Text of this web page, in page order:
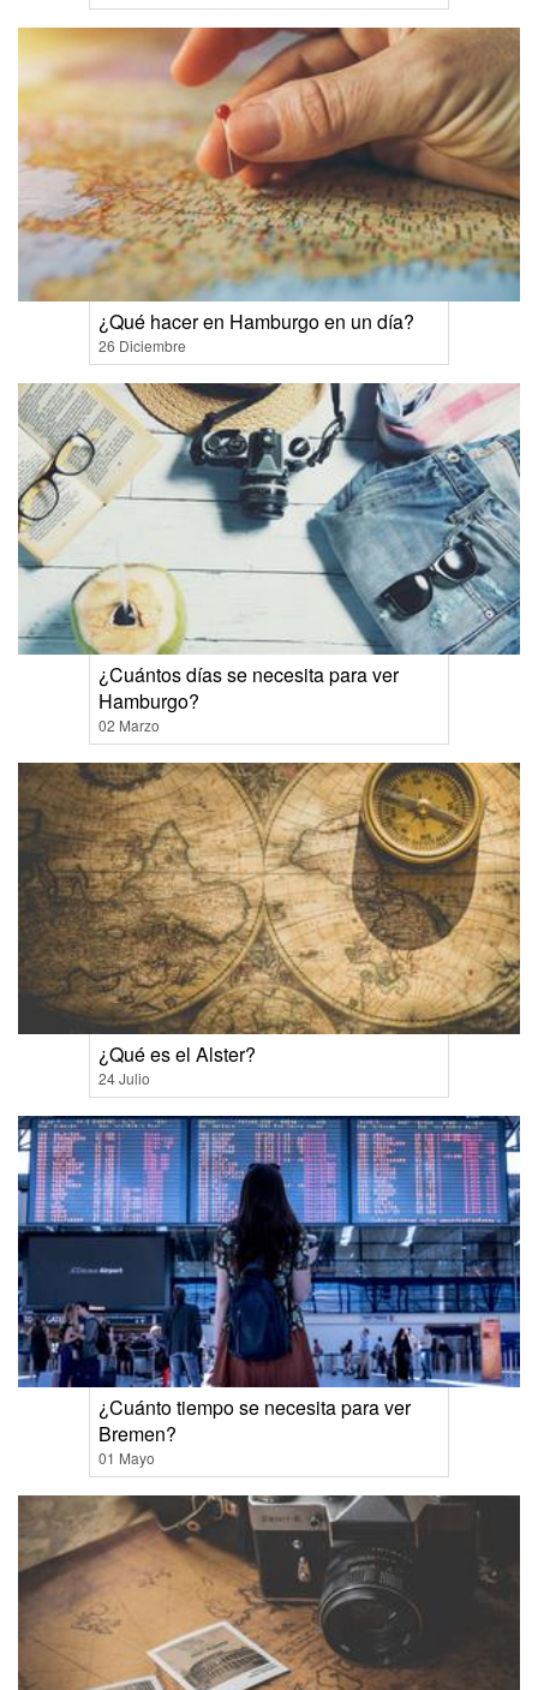
¿Qué hacer en Hamburgo en un día?
26 Diciembre
¿Cuántos días se necesita para ver
Hamburgo?
02 Marzo
¿Qué es el Alster?
24 Julio
¿Cuánto tiempo se necesita para ver
Bremen?
01 Mayo